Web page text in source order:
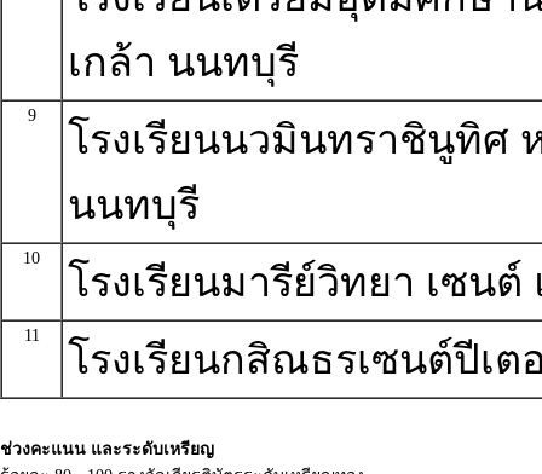
เกล้า นนทบุรี
9
โรงเรียนนวมินทราชินูทิศ
นนทบุรี
10
โรงเรียนมารีย์วิทยา เซนต์
11
โรงเรียนกสิณธรเซนต์ปีเต
ช่วงคะแนน และระดับเหรียญ